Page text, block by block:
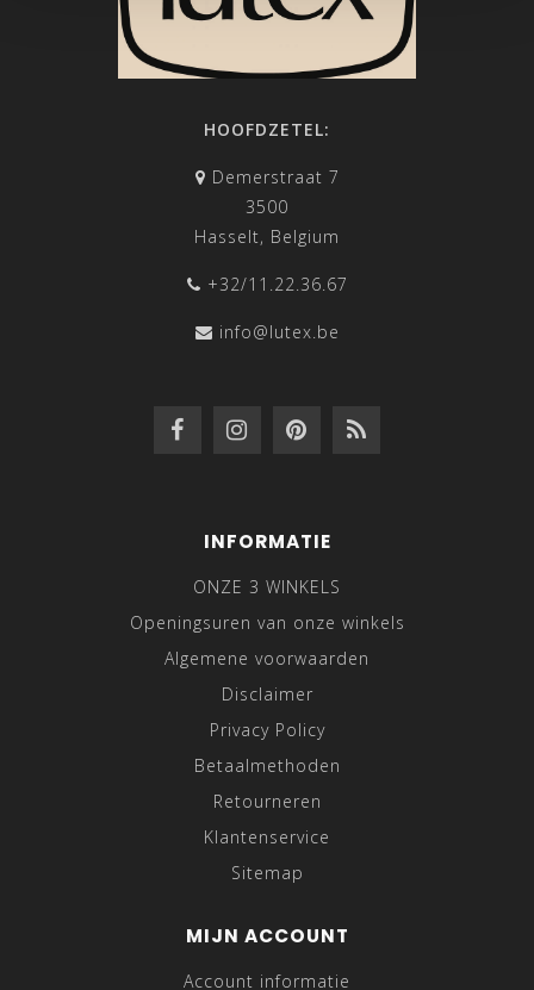
HOOFDZETEL:
Demerstraat 7
3500
Hasselt, Belgium
+32/11.22.36.67
info@lutex.be
INFORMATIE
ONZE 3 WINKELS
Openingsuren van onze winkels
Algemene voorwaarden
Disclaimer
Privacy Policy
Betaalmethoden
Retourneren
Klantenservice
Sitemap
MIJN ACCOUNT
Account informatie